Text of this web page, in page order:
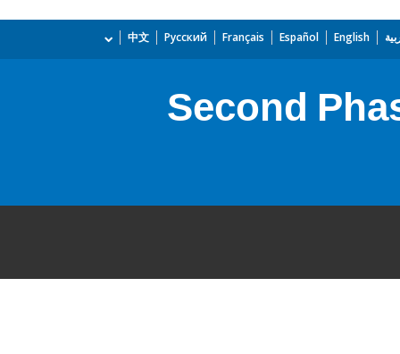
English
Español
Français
Русский
中文
Second